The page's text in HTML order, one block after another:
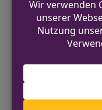
Die
wegen
Bargeld und